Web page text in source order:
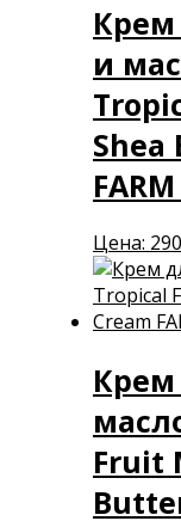
Крем
и
Shea
Цена: 290
Крем
Fruit